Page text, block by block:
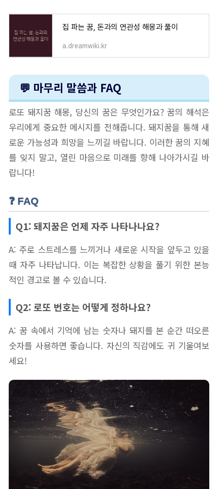
집 파는 꿈, 돈과의 연관성 해몽과 풀이
a.dreamwiki.kr
💬 마무리 말씀과 FAQ
로또 돼지꿈 해몽, 당신의 꿈은 무엇인가요? 꿈의 해석은
우리에게 중요한 메시지를 전해줍니다. 돼지꿈을 통해 새
로운 가능성과 희망을 느끼길 바랍니다. 이러한 꿈의 지혜
를 잊지 말고, 열린 마음으로 미래를 향해 나아가시길 바
랍니다!
❓ FAQ
Q1: 돼지꿈은 언제 자주 나타나나요?
A: 주로 스트레스를 느끼거나 새로운 시작을 앞두고 있을
때 자주 나타납니다. 이는 복잡한 상황을 풀기 위한 본능
적인 경고로 볼 수 있습니다.
Q2: 로또 번호는 어떻게 정하나요?
A: 꿈 속에서 기억에 남는 숫자나 돼지를 본 순간 떠오른
숫자를 사용하면 좋습니다. 자신의 직감에도 귀 기울여보
세요!